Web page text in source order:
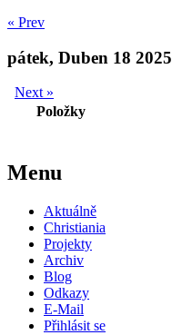
« Prev
pátek, Duben 18 2025
Next »
Položky
Menu
Aktuálně
Christiania
Projekty
Archiv
Blog
Odkazy
E-Mail
Přihlásit se